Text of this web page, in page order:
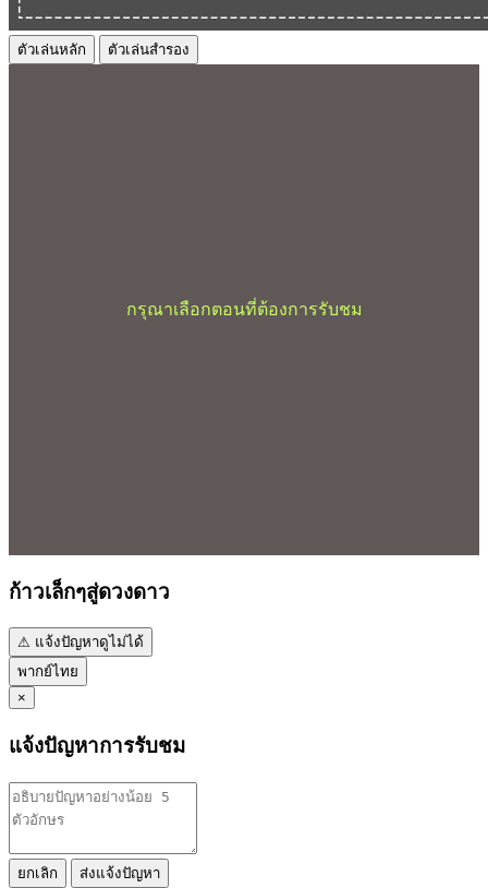
ตัวเล่นหลัก ตัวเล่นสำรอง
กรุณาเลือกตอนที่ต้องการรับชม
ก้าวเล็กๆสู่ดวงดาว
⚠ แจ้งปัญหาดูไม่ได้
พากย์ไทย
×
แจ้งปัญหาการรับชม
ยกเลิก ส่งแจ้งปัญหา